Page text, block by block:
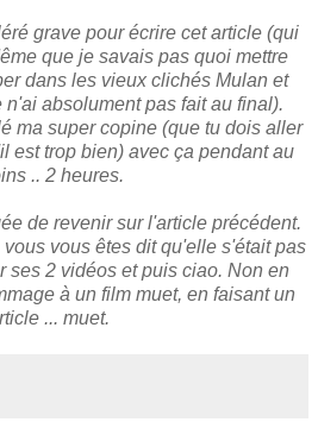
grave pour écrire cet article (qui
que je savais pas quoi mettre
dans les vieux clichés Mulan et
absolument pas fait au final).
ma super copine (que tu dois aller
est trop bien) avec ça pendant au
.. 2 heures.
de revenir sur l'article précédent.
vous êtes dit qu'elle s'était pas
ses 2 vidéos et puis ciao. Non en
à un film muet, en faisant un
... muet.